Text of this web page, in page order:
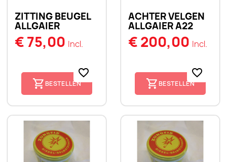
ZITTING BEUGEL
ALLGAIER
€ 75,00 Incl.
BESTELLEN
favorite_border
ACHTER VELGEN
ALLGAIER A22
€ 200,00 Incl.
BESTELLEN
favorite_border